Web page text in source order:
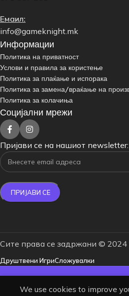
БЕСПЛАТНА
НАД 4000
Емаил:
info@gameknight.mk
Информации
Политика на приватност
Услови и правила за користење
Политика за плаќање и испорака
Политика за замена/враќање на
Политика за колачиња
Социјални мрежи
Пријави се на нашиот newsletter:
Сите права се задржани © 2024
Друштвени ИгриСложувалки
We use cookies to improve